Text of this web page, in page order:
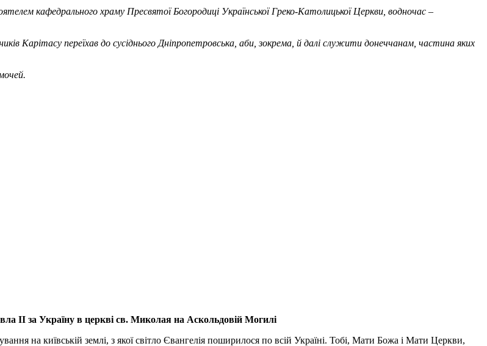
кафедрального храму Пресвятої Богородиці Української Греко-Католицької Церкви, водночас –
Карітасу переїхав до сусіднього Дніпропетровська, аби, зокрема, й далі служити донеччанам, частина яких
ІІ за Україну в церкві св. Миколая на Аскольдовій Могилі
на київській землі, з якої світло Євангелія поширилося по всій Україні. Тобі, Мати Божа і Мати Церкви,